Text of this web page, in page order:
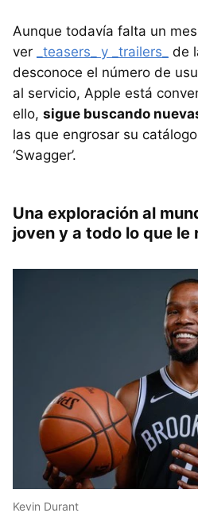
Aunque todavía falta un
ver
_teasers_ y _trailers_
de
desconoce el número de
al servicio, Apple está
ello, sigue buscando
las que engrosar su
‘Swagger’.
Una exploración al
joven y a todo lo que le
Kevin Durant